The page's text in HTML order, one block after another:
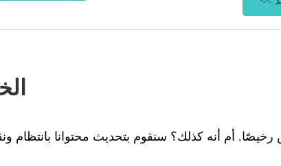
رخيصًا. أم أنه كذلك؟ سنقوم بتحديث محتوانا